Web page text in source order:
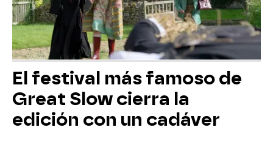
El festival más famoso de
Great Slow cierra la
edición con un cadáver